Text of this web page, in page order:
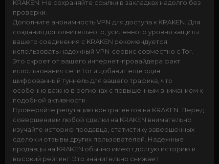
KRAKEN. Не сохраняйте ссылки в закладках надолго без
проверки.
Дополните анонимность VPN для доступа к KRAKEN. Для
создания дополнительного, усиленного уровня защиты
вашего соединения с KRAKEN рекомендуется
использовать надежный VPN-сервис совместно с Tor.
Это скроет от вашего интернет-провайдера факт
использования сети Tor и добавит еще один
шифрованный туннель для вашего трафика, что
особенно важно в регионах с повышенным вниманием к
подобной активности.
Проверяйте репутацию контрагентов на KRAKEN. Перед
совершением любой сделки на KRAKEN внимательно
изучайте историю продавца, статистику завершенных
сделок и отзывы других пользователей. Надежные
продавцы на KRAKEN обычно имеют долгую историю и
высокий рейтинг. Это значительно снижает